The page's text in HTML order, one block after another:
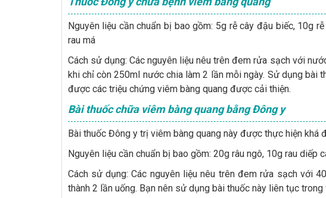
Nguyên liệu cần chuẩn bị bao gồm: 5g rễ cây đậu biếc, 10g
rau má
Cách sử dụng: Các nguyên liệu nêu trên đem rửa sạch với
khi chỉ còn 250ml nước chia làm 2 lần mỗi ngày. Sử dụng bài
được các triệu chứng viêm bàng quang được cải thiện.
Bài thuốc chữa viêm bàng quang bằng Đông y
Bài thuốc Đông y trị viêm bàng quang này được thực hiện khá
Nguyên liệu cần chuẩn bị bao gồm: 20g râu ngô, 10g rau diếp
Cách sử dụng: Các nguyên liệu nêu trên đem rửa sạch với
thành 2 lần uống. Bạn nên sử dụng bài thuốc này liên tục